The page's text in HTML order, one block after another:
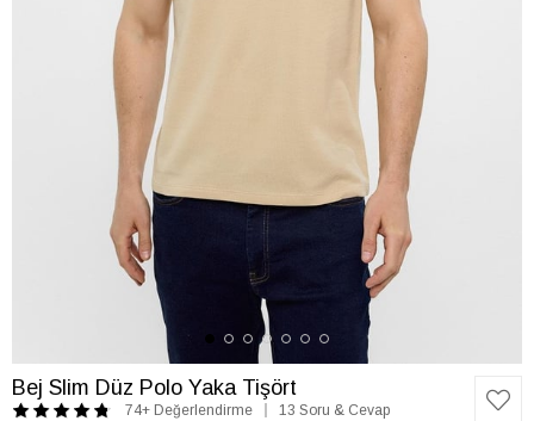
Bej Slim Düz Polo Yaka Tişört
74+ Değerlendirme 13 Soru & Cevap